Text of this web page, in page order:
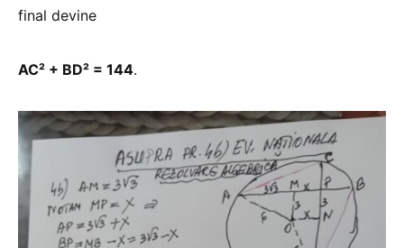
final devine
AC² + BD² = 144.